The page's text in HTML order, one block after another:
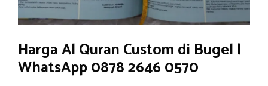
Harga Al Quran Custom di Bugel |
WhatsApp 0878 2646 0570